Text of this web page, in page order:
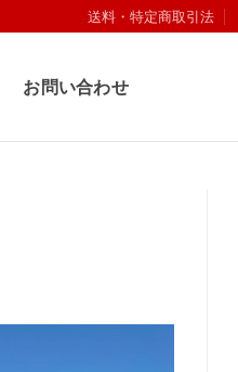
送料・特定商取引法
お問い合わせ